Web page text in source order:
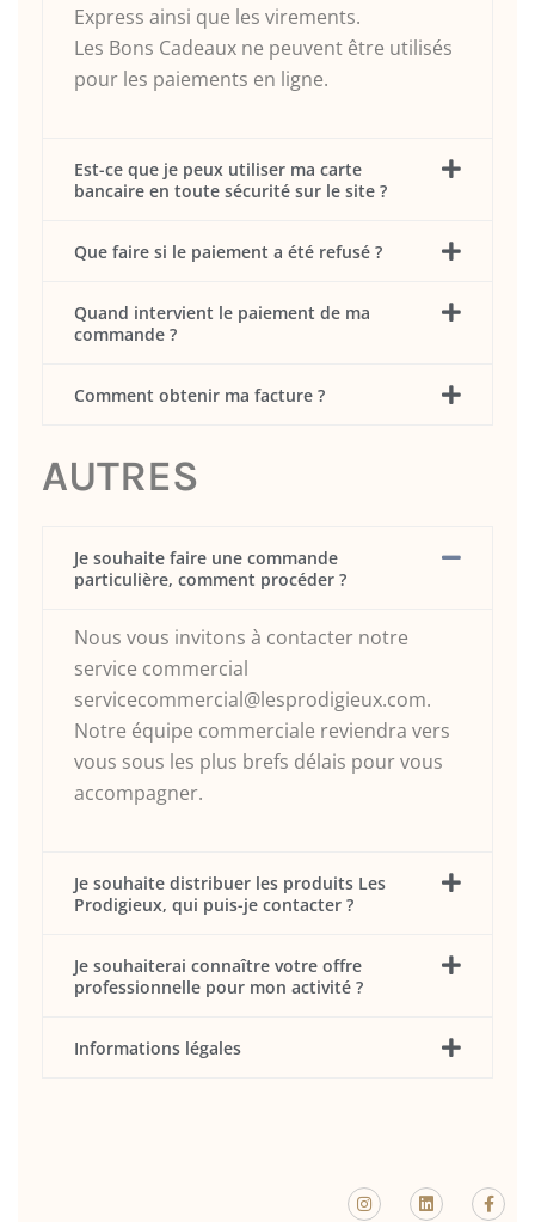
Express ainsi que les virements.
Les Bons Cadeaux ne peuvent être utilisés
pour les paiements en ligne.
Est-ce que je peux utiliser ma carte
bancaire en toute sécurité sur le site ?
Que faire si le paiement a été refusé ?
Quand intervient le paiement de ma
commande ?
Comment obtenir ma facture ?
AUTRES
Je souhaite faire une commande
particulière, comment procéder ?
Nous vous invitons à contacter notre
service commercial
servicecommercial@lesprodigieux.com.
Notre équipe commerciale reviendra vers
vous sous les plus brefs délais pour vous
accompagner.
Je souhaite distribuer les produits Les
Prodigieux, qui puis-je contacter ?
Je souhaiterai connaître votre offre
professionnelle pour mon activité ?
Informations légales